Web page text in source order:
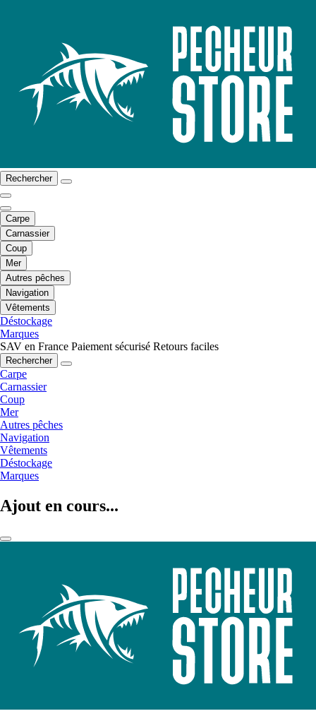
Rechercher
Carpe
Carnassier
Coup
Mer
Autres pêches
Navigation
Vêtements
Déstockage
Marques
SAV en France Paiement sécurisé Retours faciles
Rechercher
Carpe
Carnassier
Coup
Mer
Autres pêches
Navigation
Vêtements
Déstockage
Marques
Ajout en cours...